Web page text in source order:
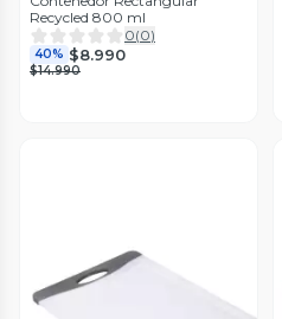
Recycled 800 ml
0(0)
40% $8.990
$14.990